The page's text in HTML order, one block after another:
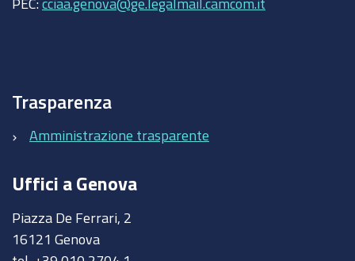
PEC: cciaa.genova@ge.legalmail.camcom.it
Trasparenza
Amministrazione trasparente
Uffici a Genova
Piazza De Ferrari, 2
16121 Genova